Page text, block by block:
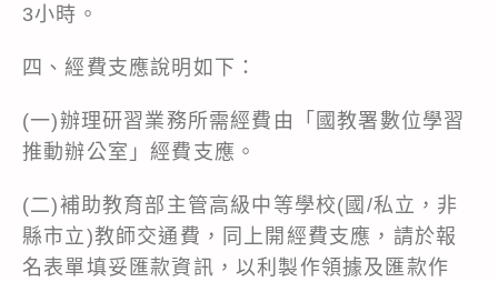
3小時。
四、經費支應說明如下：
(一)辦理研習業務所需經費由「國教署數位學習
推動辦公室」經費支應。
(二)補助教育部主管高級中等學校(國/私立，非
縣市立)教師交通費，同上開經費支應，請於報
名表單填妥匯款資訊，以利製作領據及匯款作